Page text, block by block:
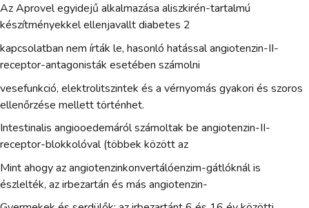
Az Aprovel egyidejű alkalmazása aliszkirén-tartalmú
készítményekkel ellenjavallt diabetes 2
kapcsolatban nem írták le, hasonló hatással angiotenzin-II-
receptor-antagonisták esetében számolni
vesefunkció, elektrolitszintek és a vérnyomás gyakori és szoros
ellenőrzése mellett történhet.
Intestinalis angiooedemáról számoltak be angiotenzin-II-
receptor-blokkolóval (többek között az
Mint ahogy az angiotenzinkonvertálóenzim-gátlóknál is
észlelték, az irbezartán és más angiotenzin-